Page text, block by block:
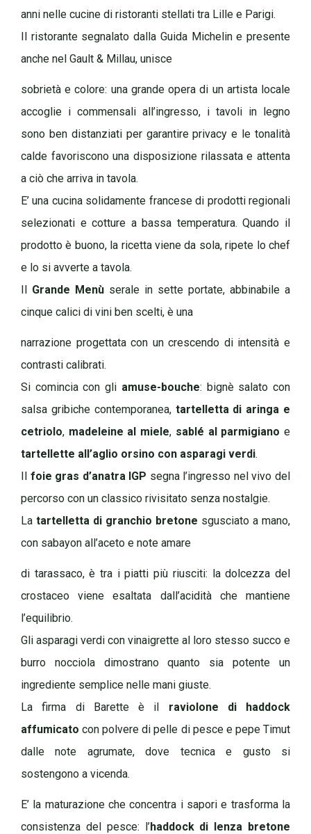
anni nelle cucine di ristoranti stellati tra Lille e Parigi.
Il ristorante segnalato dalla Guida Michelin e presente
anche nel Gault & Millau, unisce
sobrietà e colore: una grande opera di un artista locale
accoglie i commensali all’ingresso, i tavoli in legno
sono ben distanziati per garantire privacy e le tonalità
calde favoriscono una disposizione rilassata e attenta
a ciò che arriva in tavola.
E’ una cucina solidamente francese di prodotti regionali
selezionati e cotture a bassa temperatura. Quando il
prodotto è buono, la ricetta viene da sola, ripete lo chef
e lo si avverte a tavola.
Il Grande Menù serale in sette portate, abbinabile a
cinque calici di vini ben scelti, è una
narrazione progettata con un crescendo di intensità e
contrasti calibrati.
Si comincia con gli amuse-bouche: bignè salato con
salsa gribiche contemporanea, tartelletta di aringa e
cetriolo, madeleine al miele, sablé al parmigiano e
tartellette all’aglio orsino con asparagi verdi.
Il foie gras d’anatra IGP segna l’ingresso nel vivo del
percorso con un classico rivisitato senza nostalgie.
La tartelletta di granchio bretone sgusciato a mano,
con sabayon all’aceto e note amare
di tarassaco, è tra i piatti più riusciti: la dolcezza del
crostaceo viene esaltata dall’acidità che mantiene
l’equilibrio.
Gli asparagi verdi con vinaigrette al loro stesso succo e
burro nocciola dimostrano quanto sia potente un
ingrediente semplice nelle mani giuste.
La firma di Barette è il raviolone di haddock
affumicato con polvere di pelle di pesce e pepe Timut
dalle note agrumate, dove tecnica e gusto si
sostengono a vicenda.
E’ la maturazione che concentra i sapori e trasforma la
consistenza del pesce: l’haddock di lenza bretone